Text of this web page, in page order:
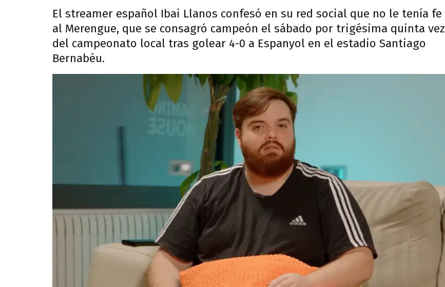
El streamer español Ibai Llanos confesó en su red social que no le tenía fe
al Merengue, que se consagró campeón el sábado por trigésima quinta vez
del campeonato local tras golear 4-0 a Espanyol en el estadio Santiago
Bernabéu.